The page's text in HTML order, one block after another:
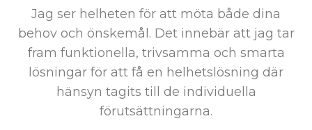
Jag ser helheten för att möta både dina
behov och önskemål. Det innebär att jag tar
fram funktionella, trivsamma och smarta
lösningar för att få en helhetslösning där
hänsyn tagits till de individuella
förutsättningarna.